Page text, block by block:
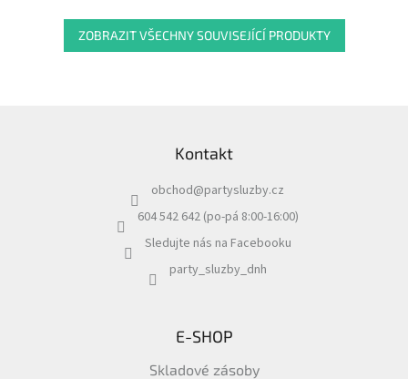
ZOBRAZIT VŠECHNY SOUVISEJÍCÍ PRODUKTY
Kontakt
obchod@partysluzby.cz
604 542 642 (po-pá 8:00-16:00)
Sledujte nás na Facebooku
party_sluzby_dnh
E-SHOP
Skladové zásoby